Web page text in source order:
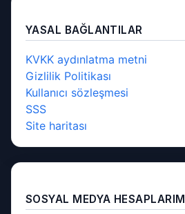
YASAL BAĞLANTILAR
KVKK aydınlatma metni
Gizlilik Politikası
Kullanıcı sözleşmesi
SSS
Site haritası
SOSYAL MEDYA HESAPLARIM